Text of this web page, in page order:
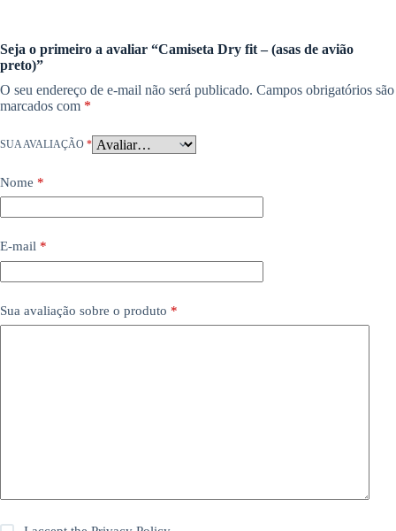
Seja o primeiro a avaliar “Camiseta Dry fit – (asas de avião
preto)”
O seu endereço de e-mail não será publicado. Campos obrigatórios são
marcados com *
SUA AVALIAÇÃO *
Nome *
E-mail *
Sua avaliação sobre o produto *